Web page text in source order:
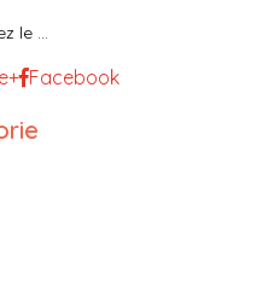
le ...
Facebook